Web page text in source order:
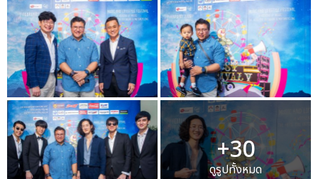
+30
ดูรูปทั้งหมด